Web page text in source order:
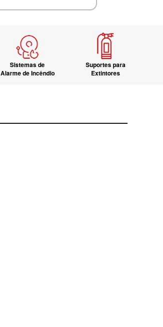
Sistemas de
Alarme de Incêndio
Suportes para
Extintores